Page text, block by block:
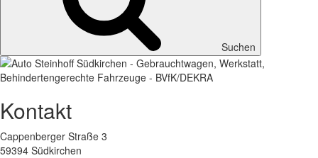
Suchen
Kontakt
Cappenberger Straße 3
59394 Südkirchen